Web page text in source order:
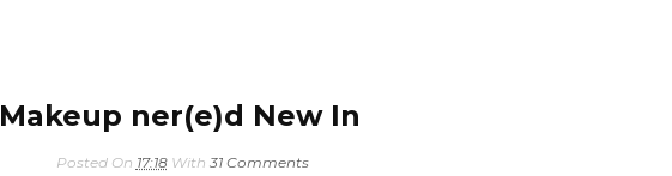
Makeup ner(e)d New In
Posted On 17:18 With 31 Comments